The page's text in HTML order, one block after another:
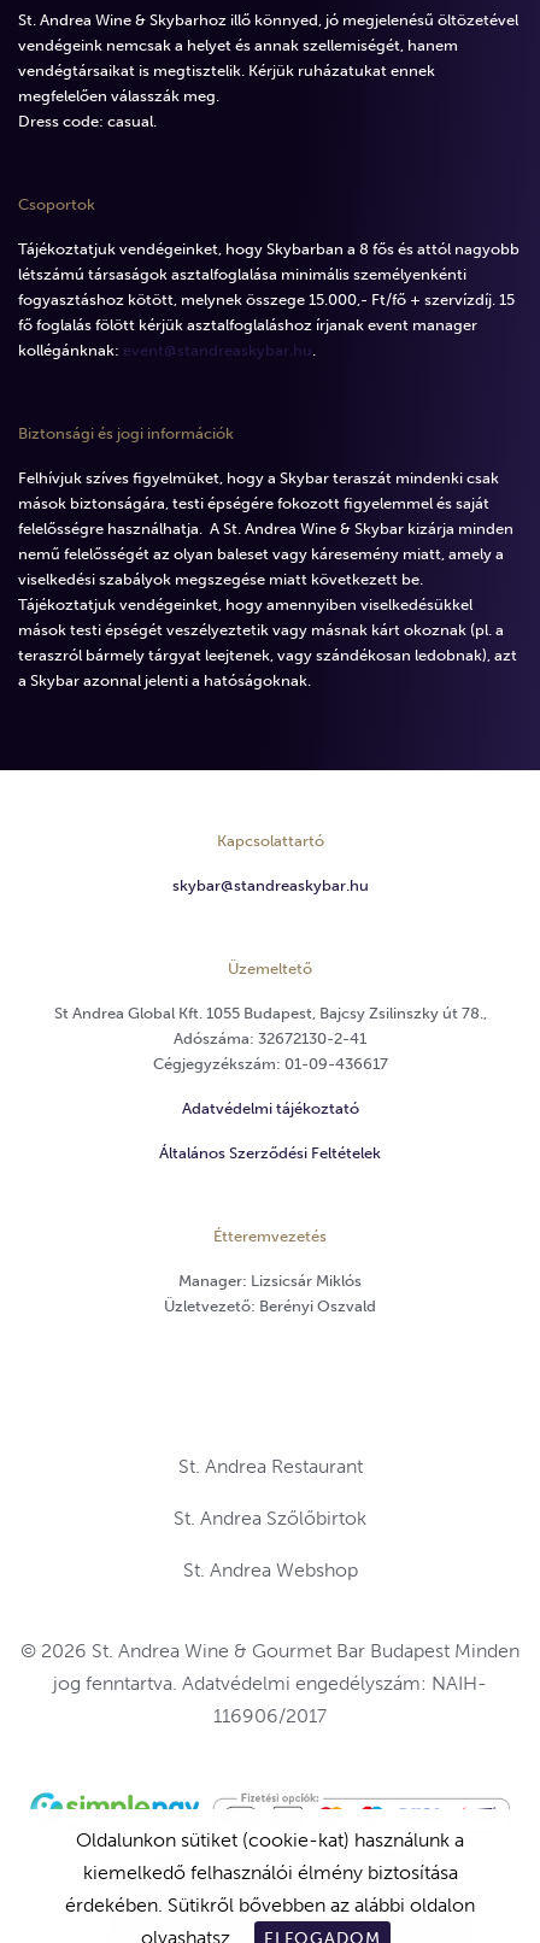
St. Andrea Wine & Skybarhoz illő könnyed, jó megjelenésű öltözetével
vendégeink nemcsak a helyet és annak szellemiségét, hanem
vendégtársaikat is megtisztelik. Kérjük ruházatukat ennek
megfelelően válasszák meg.
Dress code: casual.
Csoportok
Tájékoztatjuk vendégeinket, hogy Skybarban a 8 fős és attól nagyobb
létszámú társaságok asztalfoglalása minimális személyenkénti
fogyasztáshoz kötött, melynek összege 15.000,- Ft/fő + szervízdíj. 15
fő foglalás fölött kérjük asztalfoglaláshoz írjanak event manager
kollégánknak: event@standreaskybar.hu
Biztonsági és jogi információk
Felhívjuk szíves figyelmüket, hogy a Skybar teraszát mindenki csak
mások biztonságára, testi épségére fokozott figyelemmel és saját
felelősségre használhatja. A St. Andrea Wine & Skybar kizárja minden
nemű felelősségét az olyan baleset vagy káresemény miatt, amely a
viselkedési szabályok megszegése miatt következett be.
Tájékoztatjuk vendégeinket, hogy amennyiben viselkedésükkel
mások testi épségét veszélyeztetik vagy másnak kárt okoznak (pl. a
teraszról bármely tárgyat leejtenek, vagy szándékosan ledobnak), azt
a Skybar azonnal jelenti a hatóságoknak.
Kapcsolattartó
skybar@standreaskybar.hu
Üzemeltető
St Andrea Global Kft. 1055 Budapest, Bajcsy Zsilinszky út 78.,
Adószáma: 32672130-2-41
Cégjegyzékszám: 01-09-436617
Adatvédelmi tájékoztató
Általános Szerződési Feltételek
Étteremvezetés
Manager: Lizsicsár Miklós
Üzletvezető: Berényi Oszvald
ASZTALFOGLALÁS
St. Andrea Restaurant
St. Andrea Szőlőbirtok
St. Andrea Webshop
© 2026 St. Andrea Wine & Gourmet Bar Budapest Minden
jog fenntartva. Adatvédelmi engedélyszám: NAIH-
116906/2017
Oldalunkon sütiket (cookie-kat) használunk a
kiemelkedő felhasználói élmény biztosítása
érdekében. Sütikről bővebben az alábbi oldalon
olvashatsz.
ELFOGADOM